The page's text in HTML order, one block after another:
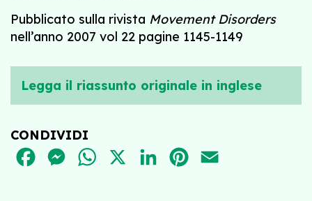
Pubblicato sulla rivista Movement Disorders
nell’anno 2007 vol 22 pagine 1145-1149
Legga il riassunto originale in inglese
CONDIVIDI
FACEBOOKMESSENGER
WHATSAPPLINKEDINPINTEREST